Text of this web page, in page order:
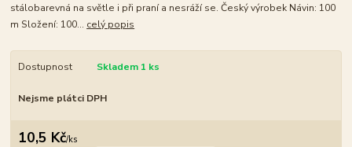
stálobarevná na světle i při praní a nesráží se. Český výrobek Návin: 100
m Složení: 100... celý popis
Dostupnost Skladem 1 ks
Nejsme plátci DPH
10,5 Kč/ks